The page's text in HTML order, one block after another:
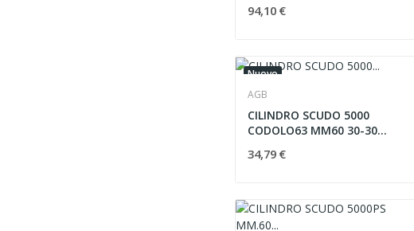
94,10 €
Nuovo
AGB
CILINDRO SCUDO 5000
CODOLO63 MM60 30-30
34,79 €